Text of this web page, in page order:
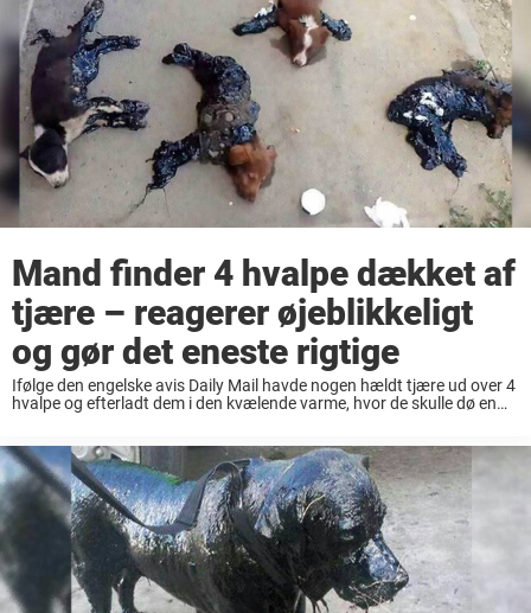
Mand finder 4 hvalpe dækket af
tjære – reagerer øjeblikkeligt
og gør det eneste rigtige
Ifølge den engelske avis Daily Mail havde nogen hældt tjære ud over 4
hvalpe og efterladt dem i den kvælende varme, hvor de skulle dø en